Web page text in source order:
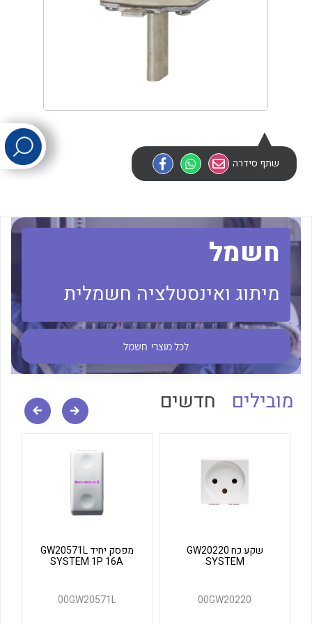
לכל מוצרי היצרן
לכל מוצרי היצרן לכל מוצרי היצרן
לכל מוצרי היצרן לכל מוצרי היצרן
שתף סידרה
חשמל
מיתוג ואינסטלציה חשמלית
לכל מוצרי חשמל
מובילים חדשים
שקע כח GW20220
SYSTEM
00GW20220
מפסק יחיד GW20571L
SYSTEM 1P 16A
00GW20571L